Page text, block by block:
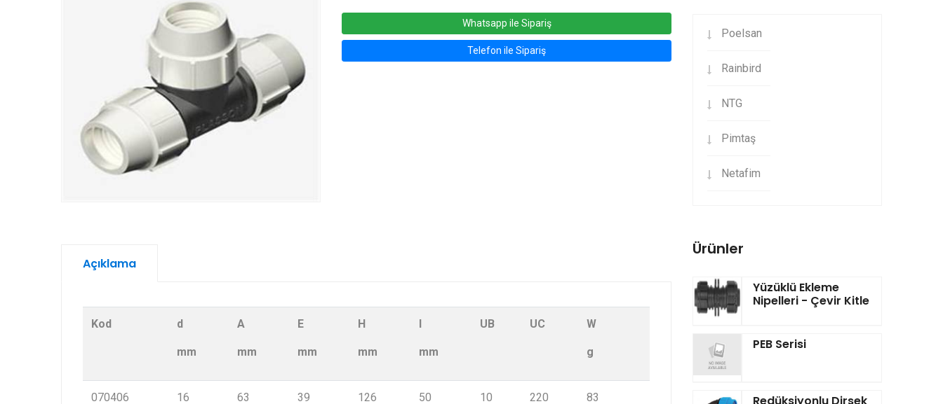
Whatsapp ile Sipariş
Telefon ile Sipariş
Açıklama
Kod d
mm
A
mm
E
mm
H
mm mm
UB UC W
g
070406 16 63 39 126 50 10 220 83
Poelsan
Rainbird
NTG
Pimtaş
Netafim
Ürünler
Yüzüklü Ekleme
Nipelleri - Çevir Kitle
PEB Serisi